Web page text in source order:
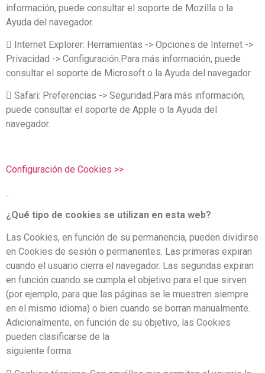
información, puede consultar el soporte de Mozilla o la
Ayuda del navegador.
 Internet Explorer: Herramientas -> Opciones de Internet ->
Privacidad -> Configuración.Para más información, puede
consultar el soporte de Microsoft o la Ayuda del navegador.
 Safari: Preferencias -> Seguridad.Para más información,
puede consultar el soporte de Apple o la Ayuda del
navegador.
Configuración de Cookies >>
¿Qué tipo de cookies se utilizan en esta web?
Las Cookies, en función de su permanencia, pueden dividirse
en Cookies de sesión o permanentes. Las primeras expiran
cuando el usuario cierra el navegador. Las segundas expiran
en función cuando se cumpla el objetivo para el que sirven
(por ejemplo, para que las páginas se le muestren siempre
en el mismo idioma) o bien cuando se borran manualmente.
Adicionalmente, en función de su objetivo, las Cookies
pueden clasificarse de la
siguiente forma: